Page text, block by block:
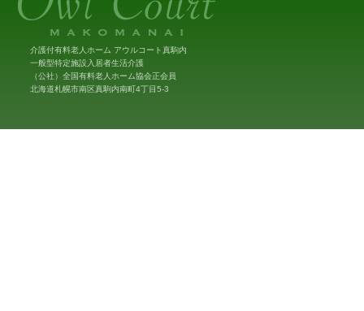
介護付有料老人ホーム アウルコート真駒内
一般型特定施設入居者生活介護
（公社）全国有料老人ホーム協会正会員
北海道札幌市南区真駒内南町4丁目5-3